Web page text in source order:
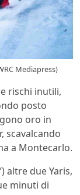
Mediapress)
rischi inutili,
posto
oro in
scavalcando
a Montecarlo.
altre due Yaris,
minuti di